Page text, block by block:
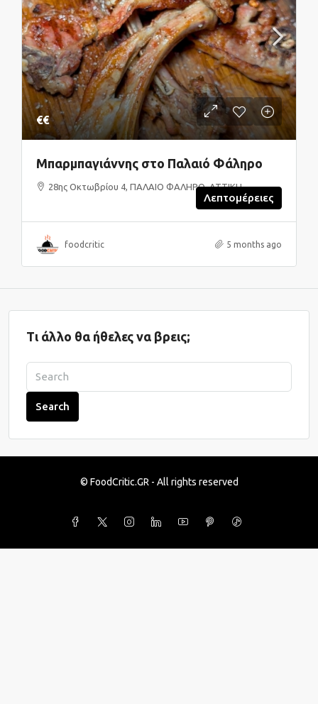
€€
Μπαρμπαγιάννης στο Παλαιό Φάληρο
28ης Οκτωβρίου 4, ΠΑΛΑΙΟ ΦΑΛΗΡΟ, ΑΤΤΙΚΗ
Λεπτομέρειες
foodcritic 5 months ago
Τι άλλο θα ήθελες να βρεις;
Search
© FoodCritic.GR - All rights reserved